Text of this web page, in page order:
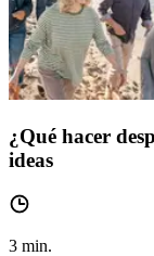
¿Qué hacer
ideas
3 min.